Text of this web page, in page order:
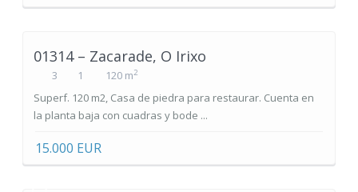
01314 – Zacarade, O Irixo
3 1 120 m2
Superf. 120 m2, Casa de piedra para restaurar. Cuenta en
la planta baja con cuadras y bode ...
15.000 EUR